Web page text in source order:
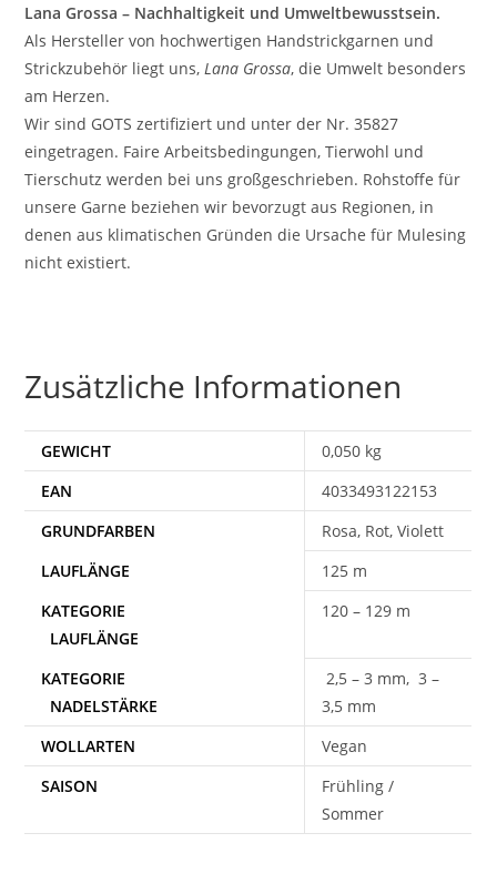
Lana Grossa – Nachhaltigkeit und Umweltbewusstsein.
Als Hersteller von hochwertigen Handstrickgarnen und
Strickzubehör liegt uns,Lana Grossa, die Umwelt besonders
am Herzen.
Wir sind GOTS zertifiziert und unter der Nr. 35827
eingetragen. Faire Arbeitsbedingungen, Tierwohl und
Tierschutz werden bei uns großgeschrieben. Rohstoffe für
unsere Garne beziehen wir bevorzugt aus Regionen, in
denen aus klimatischen Gründen die Ursache für Mulesing
nicht existiert.
Zusätzliche Informationen
GEWICHT
0,050 kg
EAN
4033493122153
Rosa, Rot, Violett
125 m
120 – 129 m
2,5 – 3 mm, 3 –
3,5 mm
WOLLARTEN
Vegan
SAISON
Frühling /
Sommer